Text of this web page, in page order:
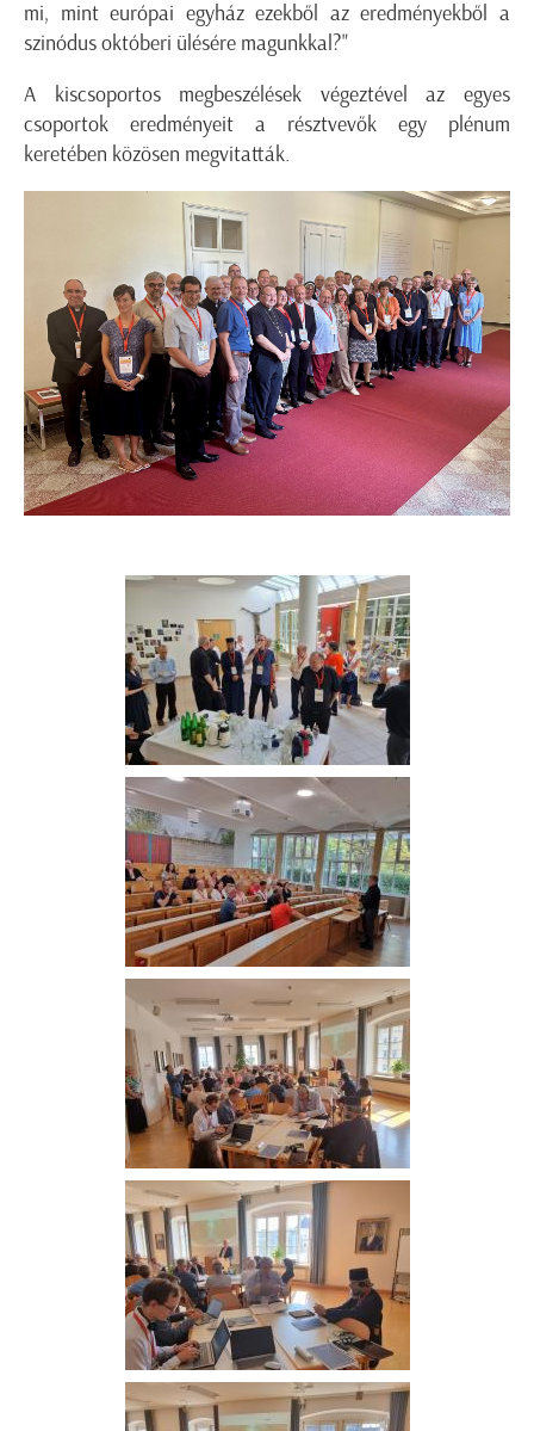
mi, mint európai egyház ezekből az eredményekből a
szinódus októberi ülésére magunkkal?"
A kiscsoportos megbeszélések végeztével az egyes
csoportok eredményeit a résztvevők egy plénum
keretében közösen megvitatták.